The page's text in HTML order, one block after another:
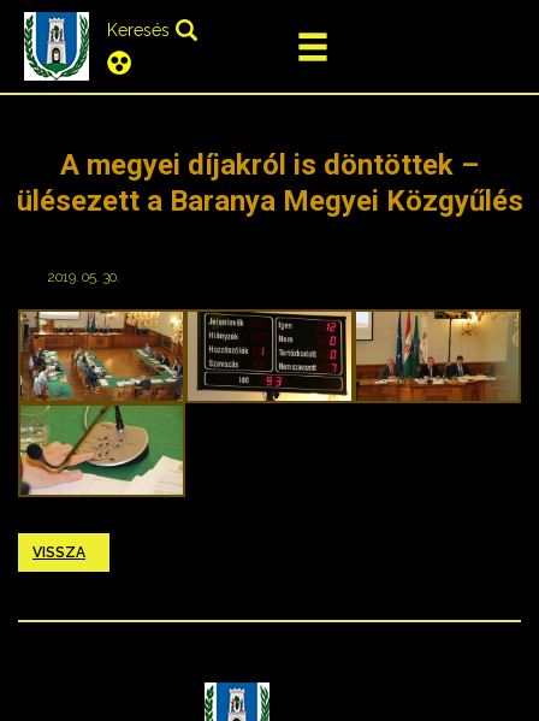
Keresés
A megyei díjakról is döntöttek –
ülésezett a Baranya Megyei Közgyűlés
2019. 05. 30.
VISSZA